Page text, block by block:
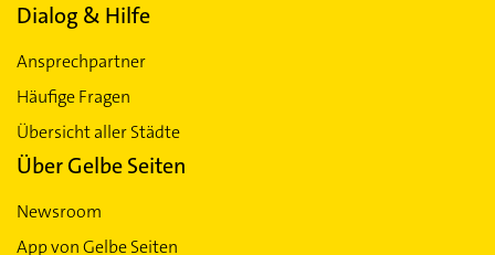
Dialog & Hilfe
Ansprechpartner
Häufige Fragen
Übersicht aller Städte
Über Gelbe Seiten
Newsroom
App von Gelbe Seiten